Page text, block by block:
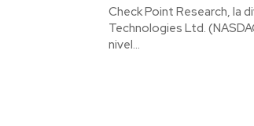
Check Point Research, la
Technologies Ltd.
nivel...